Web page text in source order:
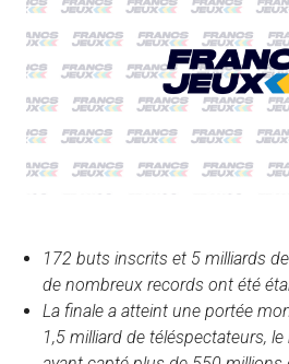
172 buts inscrits et 5 milliards
de nombreux records ont été
La finale a atteint une portée
1,5 milliard de téléspectateurs,